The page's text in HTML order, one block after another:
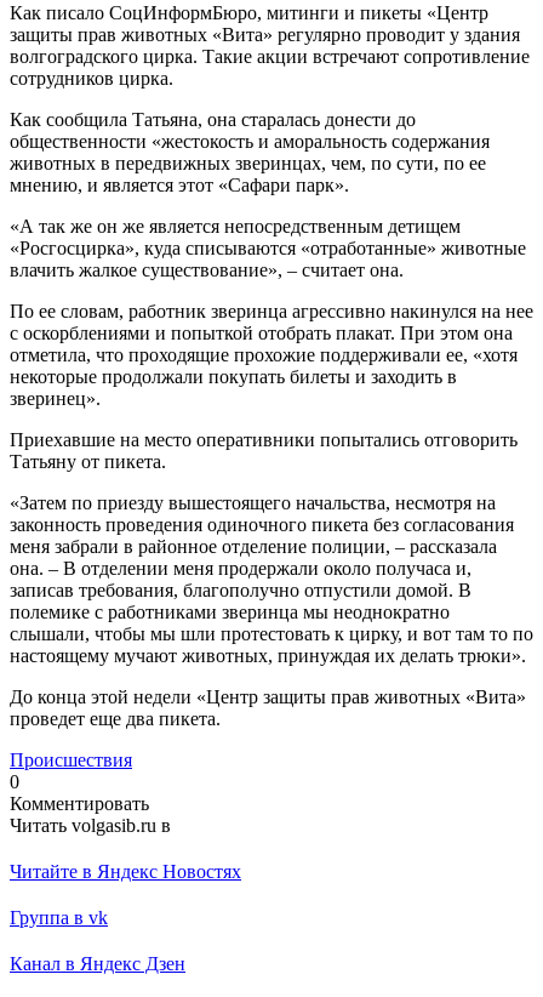
Как писало СоцИнформБюро, митинги и пикеты «Центр
защиты прав животных «Вита» регулярно проводит у здания
волгоградского цирка. Такие акции встречают сопротивление
сотрудников цирка.
Как сообщила Татьяна, она старалась донести до
общественности «жестокость и аморальность содержания
животных в передвижных зверинцах, чем, по сути, по ее
мнению, и является этот «Сафари парк».
«А так же он же является непосредственным детищем
«Росгосцирка», куда списываются «отработанные» животные
влачить жалкое существование», – считает она.
По ее словам, работник зверинца агрессивно накинулся на нее
с оскорблениями и попыткой отобрать плакат. При этом она
отметила, что проходящие прохожие поддерживали ее, «хотя
некоторые продолжали покупать билеты и заходить в
зверинец».
Приехавшие на место оперативники попытались отговорить
Татьяну от пикета.
«Затем по приезду вышестоящего начальства, несмотря на
законность проведения одиночного пикета без согласования
меня забрали в районное отделение полиции, – рассказала
она. – В отделении меня продержали около получаса и,
записав требования, благополучно отпустили домой. В
полемике с работниками зверинца мы неоднократно
слышали, чтобы мы шли протестовать к цирку, и вот там то по
настоящему мучают животных, принуждая их делать трюки».
До конца этой недели «Центр защиты прав животных «Вита»
проведет еще два пикета.
Происшествия
0
Комментировать
Читать volgasib.ru в
Читайте в Яндекс Новостях
Группа в vk
Канал в Яндекс Дзен